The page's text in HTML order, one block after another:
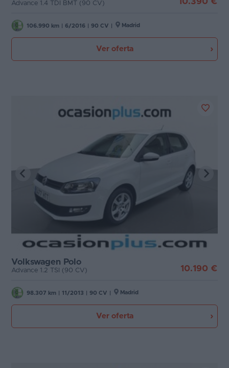
Advance 1.4 TDI BMT (90 CV)
106.990 km 6/2016 90 CV Madrid
Ver oferta
Volkswagen Polo
Advance 1.2 TSI (90 CV) 10.190 €
98.307 km 11/2013 90 CV Madrid
Ver oferta